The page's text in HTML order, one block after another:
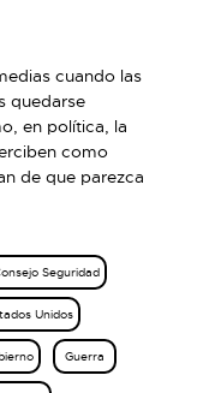
cuando las
quedarse
en política, la
como
de que parezca
Seguridad
Unidos
Guerra